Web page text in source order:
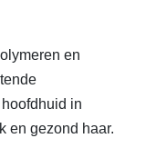
en
in
en gezond haar.